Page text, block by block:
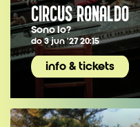
CIRCUS RONALDO
Sono Io?
do 3 jun ’2720:15
info & tickets